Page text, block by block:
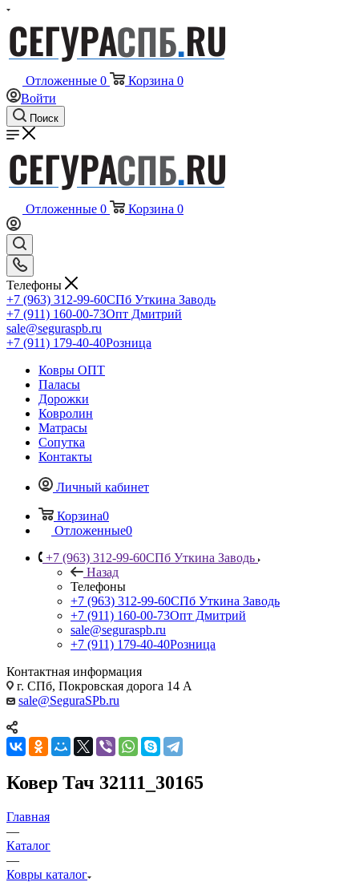
Отложенные 0 Корзина 0
Войти
Поиск
Отложенные 0 Корзина 0
Телефоны
+7 (963) 312-99-60СПб Уткина Заводь
+7 (911) 160-00-73Опт Дмитрий
sale@seguraspb.ru
+7 (911) 179-40-40Розница
Ковры ОПТ
Паласы
Дорожки
Ковролин
Матрасы
Сопутка
Контакты
Личный кабинет
Корзина0
Отложенные0
+7 (963) 312-99-60СПб Уткина Заводь
Назад
Телефоны
+7 (963) 312-99-60СПб Уткина Заводь
+7 (911) 160-00-73Опт Дмитрий
sale@seguraspb.ru
+7 (911) 179-40-40Розница
Контактная информация
г. СПб, Покровская дорога 14 А
sale@SeguraSPb.ru
Ковер Тач 32111_30165
Главная
—
Каталог
—
Ковры каталог